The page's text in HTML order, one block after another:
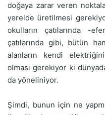
doğaya zarar veren
yerelde üretilmesi
okulların çatılarında -
çatılarında gibi, bütün
alanların kendi
olması gerekiyor ki
da yöneliniyor.
Şimdi, bunun için ne